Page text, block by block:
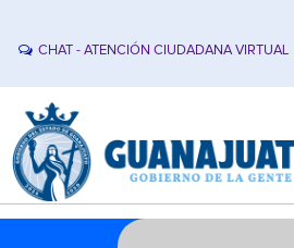
CHAT - ATENCIÓN CIUDADANA VIRTUAL